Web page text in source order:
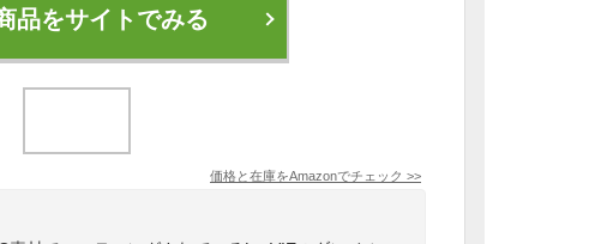
品をサイトでみる
価格と在庫をAmazonでチェック >>